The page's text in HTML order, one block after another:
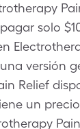
solo
versión
Relief
un